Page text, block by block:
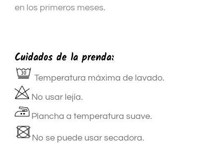
en los primeros meses.
Cuidados de la prenda:
Temperatura máxima de lavado.
No usar lejía.
Plancha a temperatura suave.
No se puede usar secadora.